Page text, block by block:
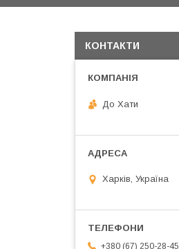
КОНТАКТИ
До Хати
Харків, Україна
+380 (67) 250-28-45